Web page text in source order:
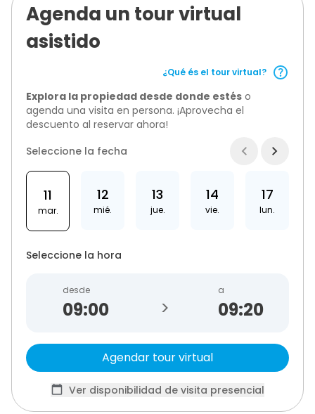
Agenda un tour virtual
asistido
¿Qué és el tour virtual?
Explora la propiedad desde donde estés o
agenda una visita en persona. ¡Aprovecha el
descuento al reservar ahora!
Seleccione la fecha
11
mar.
12
mié.
13
jue.
14
vie.
17
lun.
Seleccione la hora
desde
>
a
09:20
Agendar tour virtual
Ver disponibilidad de visita presencial